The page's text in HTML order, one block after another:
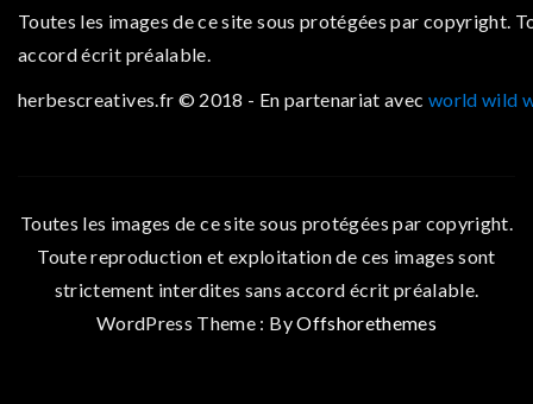
Toutes les images de ce site sous protégées par
accord écrit préalable.
herbescreatives.fr © 2018 - En partenariat avec world wild
Toutes les images de ce site sous protégées par copyright.
Toute reproduction et exploitation de ces images sont
strictement interdites sans accord écrit préalable.
WordPress Theme : ByOffshorethemes